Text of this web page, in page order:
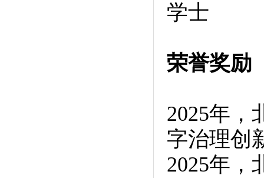
学士
荣誉奖励
2025年，
字治理创
2025年，